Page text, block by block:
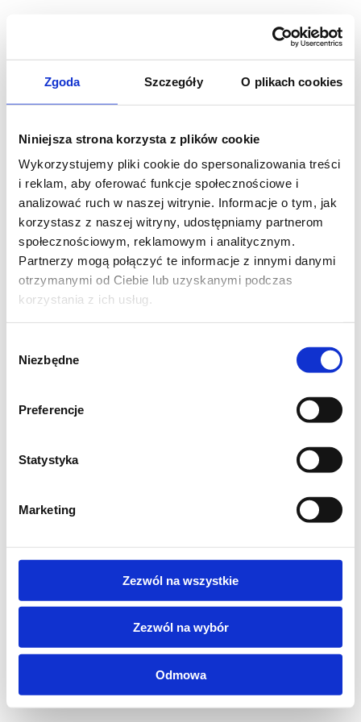
Zgoda Szczegóły O plikach cookies
Niniejsza strona korzysta z plików cookie
Wykorzystujemy pliki cookie do spersonalizowania treści
i reklam, aby oferować funkcje społecznościowe i
analizować ruch w naszej witrynie. Informacje o tym, jak
korzystasz z naszej witryny, udostępniamy partnerom
społecznościowym, reklamowym i analitycznym.
Partnerzy mogą połączyć te informacje z innymi danymi
otrzymanymi od Ciebie lub uzyskanymi podczas
korzystania z ich usług.
zgody
Niezbędne
Preferencje
Statystyka
Marketing
Zezwól na wszystkie
Zezwól na wybór
Odmowa